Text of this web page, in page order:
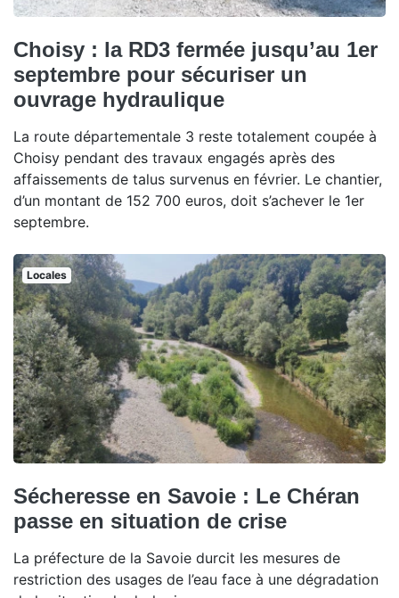
Choisy : la RD3 fermée jusqu’au 1er
septembre pour sécuriser un
ouvrage hydraulique
La route départementale 3 reste totalement coupée à
Choisy pendant des travaux engagés après des
affaissements de talus survenus en février. Le chantier,
d’un montant de 152 700 euros, doit s’achever le 1er
septembre.
Locales
Sécheresse en Savoie : Le Chéran
passe en situation de crise
La préfecture de la Savoie durcit les mesures de
restriction des usages de l’eau face à une dégradation